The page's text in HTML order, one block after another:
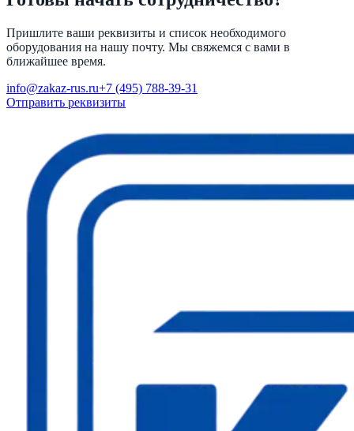
Пришлите ваши реквизиты и список необходимого
оборудования на нашу почту. Мы свяжемся с вами в
ближайшее время.
info@zakaz-rus.ru+7 (495) 788-39-31
Отправить реквизиты